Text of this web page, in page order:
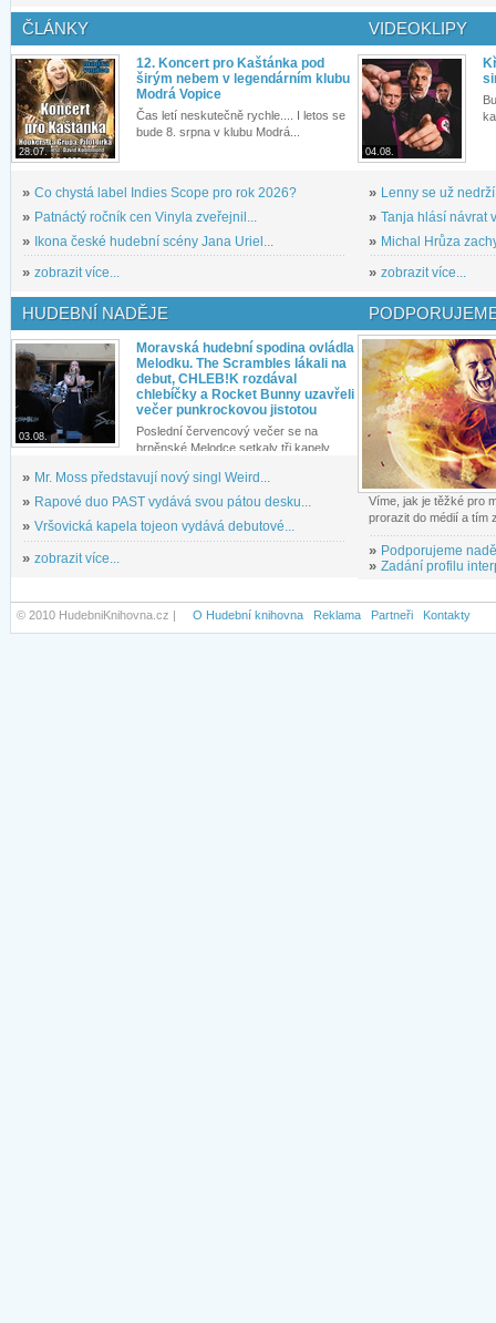
ČLÁNKY
28.07.
12. Koncert pro Kaštánka pod
širým nebem v legendárním klubu
Modrá Vopice
Čas letí neskutečně rychle.... I letos se
bude 8. srpna v klubu Modrá...
» Co chystá label Indies Scope pro rok 2026?
» Patnáctý ročník cen Vinyla zveřejnil...
»
Ikona české hudební scény Jana Uriel...
» zobrazit více...
VIDEOKLIPY
04.08.
» Lenny se už
» Tanja hlásí návrat
» Michal Hrůza
» zobrazit více...
HUDEBNÍ NADĚJE
03.08.
Moravská hudební spodina ovládla
Melodku. The Scrambles lákali na
debut, CHLEB!K rozdával
chlebíčky a Rocket Bunny uzavřeli
večer punkrockovou jistotou
Poslední červencový večer se na
brněnské Melodce setkaly tři kapely...
» Mr. Moss představují nový singl Weird...
» Rapové duo PAST vydává svou pátou desku...
» Vršovická kapela tojeon vydává debutové...
» zobrazit více...
Víme, jak je těžké pro
prorazit do médií a tím
» Podporujeme
» Zadání profilu
© 2010 HudebniKnihovna.cz | O Hudební knihovna Reklama Partneři Kontakty